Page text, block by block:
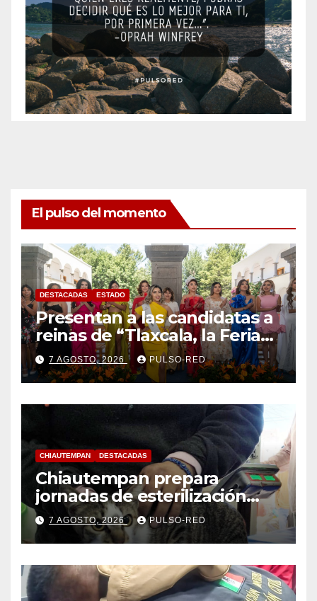
El pulso del momento
DESTACADAS ESTADO
Presentan a las candidatas a
reinas de “Tlaxcala, la Feria
de Ferias 2026: La Flor
Tlaxcalteca”
7 AGOSTO, 2026 PULSO-RED
CHIAUTEMPAN DESTACADAS
Chiautempan prepara
jornadas de esterilización
para perros y gatos
7 AGOSTO, 2026 PULSO-RED